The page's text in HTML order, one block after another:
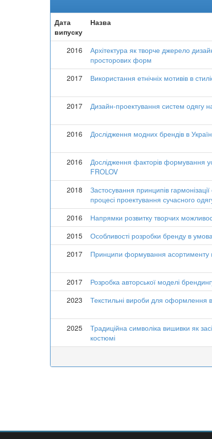
Дата
випуску
Назва
2016
Архітектура як творче джерело
просторових форм
2017
Використання етнічніх мотивів в
2017
Дизайн-проектування систем одягу
2016
Дослідження модних брендів в
2016
Дослідження факторів формування
FROLOV
2018
Застосування принципів
процесі проектування сучасного
2016 Напрямки розвитку творчих
2015
Особливості розробки бренду в
2017
Принципи формування асортименту
2017
Розробка авторської моделі
2023
Текстильні вироби для оформлення
2025
Традиційна символіка вишивки як
костюмі